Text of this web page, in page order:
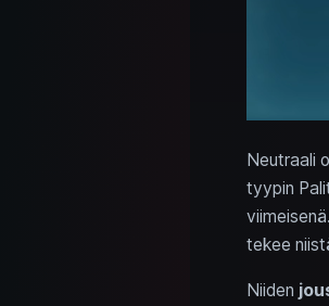
Neutraali
tyypin
tekee
Niiden